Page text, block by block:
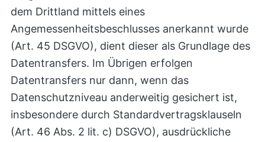
dem Drittland mittels eines
Angemessenheitsbeschlusses anerkannt wurde
(Art. 45 DSGVO), dient dieser als Grundlage des
Datentransfers. Im Übrigen erfolgen
Datentransfers nur dann, wenn das
Datenschutzniveau anderweitig gesichert ist,
insbesondere durch Standardvertragsklauseln
(Art. 46 Abs. 2 lit. c) DSGVO), ausdrückliche